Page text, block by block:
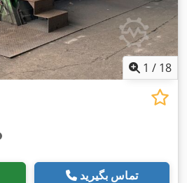
1 / 18
تماس بگیرید